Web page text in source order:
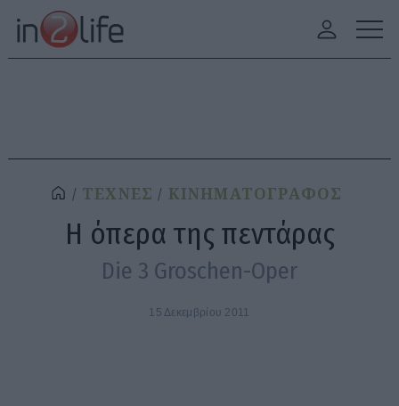
ΤΕΧΝΕΣ ΚΙΝΗΜΑΤΟΓΡΑΦΟΣ
Η όπερα της πεντάρας
Die 3 Groschen-Oper
15 Δεκεμβρίου 2011